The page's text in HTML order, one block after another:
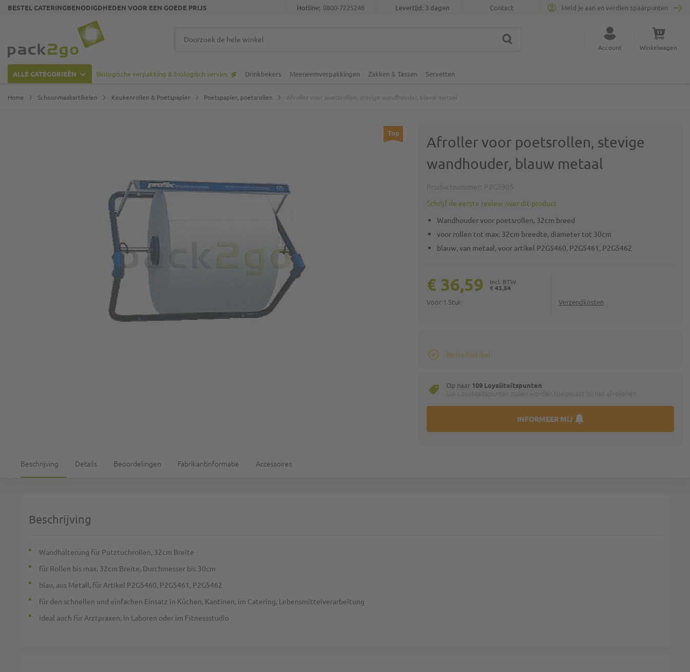
BESTEL CATERINGBENODIGDHEDEN VOOR EEN GOEDE PRIJS Contact
Levertijd: 3 dagen
Hotline: 0800-7225246 Meld je aan en verdien spaarpunten
Sluit zoekopdracht
ZOEK Account Winkelwagen
ALLE CATEGORIEËN Biologische verpakking & biologisch servies Drinkbekers Meeneemverpakkingen Zakken & Tassen Servetten
Home Schoonmaakartikelen Keukenrollen & Poetspapier Poetspapier, poetsrollen Afroller voor poetsrollen, stevige wandhouder, blauw metaal
Top
Afroller voor poetsrollen, stevige
wandhouder, blauw metaal
Schrijf de eerste review over dit product
Wandhouder voor poetsrollen, 32cm breed
voor rollen tot max. 32cm breedte, diameter tot 30cm
blauw, van metaal, voor artikel P2G5460, P2G5461, P2G5462
Verzendkosten
€ 43,54
€ 36,59
Voor 1 Stuk
Bestellartikel
Op naar 109 Loyaliteitspunten
INFORMEER MIJ
Beschrijving Details Beoordelingen Fabrikantinformatie Accessoires
Beschrijving
Wandhalterung für Putztuchrollen, 32cm Breite
für Rollen bis max. 32cm Breite, Durchmesser bis 30cm
blau, aus Metall, für Artikel P2G5460, P2G5461, P2G5462
für den schnellen und einfachen Einsatz in Küchen, Kantinen, im Catering, Lebensmittelverarbeitung
ideal auch für Arztpraxen, in Laboren oder im Fitnessstudio